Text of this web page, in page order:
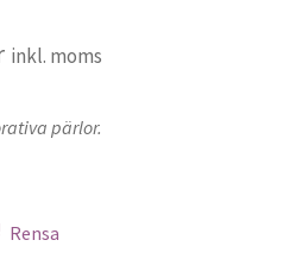
inkl. moms
pärlor.
Rensa